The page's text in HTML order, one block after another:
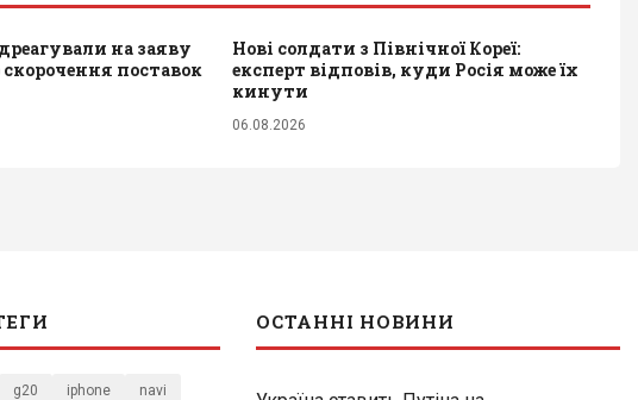
на заяву
поставок
Нові солдати з Північної Кореї:
експерт відповів, куди Росія може їх
кинути
06.08.2026
g20 iphone navi
ОСТАННІ НОВИНИ